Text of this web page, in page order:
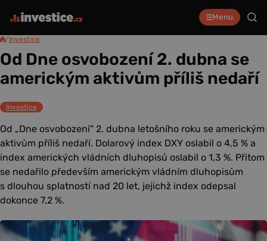
Menu
/Investice
Od Dne osvobození 2. dubna se
americkým aktivům příliš nedaří
Investice
Od „Dne osvobození“ 2. dubna letošního roku se americkým
aktivům příliš nedaří. Dolarový index DXY oslabil o 4,5 % a
index amerických vládních dluhopisů oslabil o 1,3 %. Přitom
se nedařilo především americkým vládním dluhopisům
s dlouhou splatností nad 20 let, jejichž index odepsal
dokonce 7,2 %.